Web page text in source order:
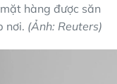
hàng được săn
nơi. (Ảnh: Reuters)